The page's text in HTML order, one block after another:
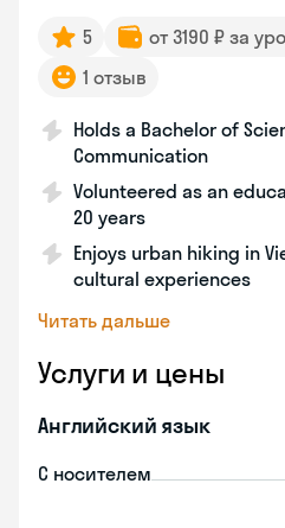
5 от 3190 ₽ за
1 отзыв
Holds a Bachelor of
Communication
Volunteered as an
20 years
Enjoys urban hiking in
cultural experiences
Читать дальше
Услуги и цены
Английский язык
С носителем